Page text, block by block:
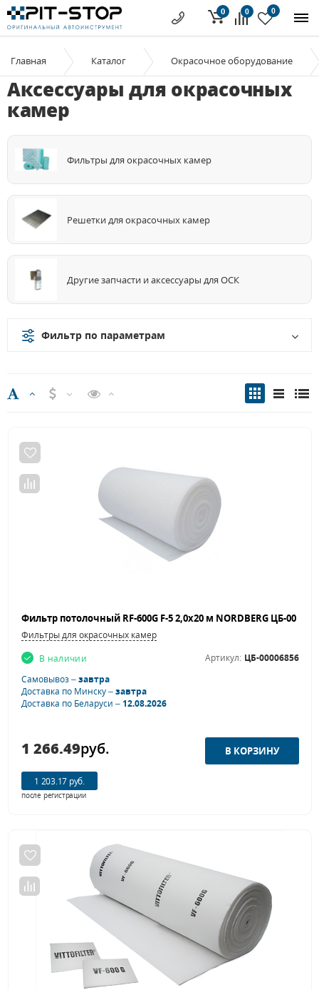
0 0
0
Главная Каталог Окрасочное оборудование
Аксессуары для окрасочных
камер
Фильтры для окрасочных камер
Решетки для окрасочных камер
Другие запчасти и аксессуары для ОСК
Фильтр по параметрам
Фильтры для окрасочных камер
В наличии
Артикул: ЦБ-00006856
Самовывоз –завтра
Доставка по Минску –завтра
Доставка по Беларуси –12.08.2026
1 266.49руб.
1 203.17 руб.
после регистрации